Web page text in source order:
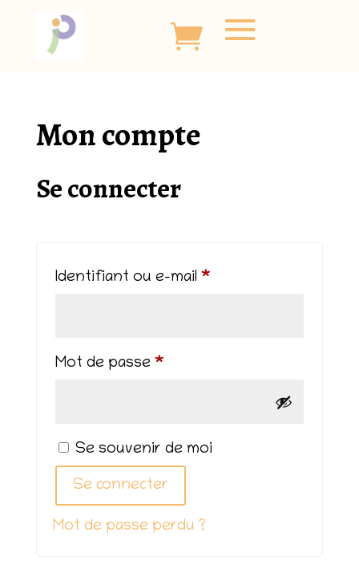
Mon compte
Se connecter
Identifiant ou e-mail *Obligatoire
Mot de passe *Obligatoire
Se souvenir de moi
Se connecter
Mot de passe perdu ?